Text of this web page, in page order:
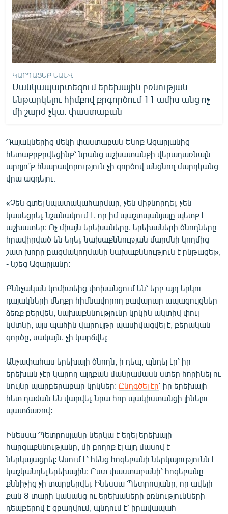
ԿԱՐԴԱՑԵՔ ՆԱԵՎ
Մանկապարտեզում երեխային բռնության
ենթարկելու հիմքով քրգործում 11 ամիս անց ոչ
մի շարժ չկա. փաստաբան
Դայակներից մեկի փաստաբան Ենոք Ազարյանից
հետաքրքրվեցինք՝ նրանց աշխատանքի վերադառնալն
արդյո՞ք հնարավորություն չի գործով անցնող մարդկանց
վրա ազդելու։
«Չեն գտել նպատակահարմար, չեն միջնորդել, չեն
կասեցրել, նշանակում է, որ իմ պաշտպանյալը պետք է
աշխատեր: Ոչ միայն երեխաները, երեխաների ծնողները
հրավիրված են եղել, նախաքննության մարմնի կողմից
շատ խորը բազմակողմանի նախաքննություն է ընթացել»,
- նշեց Ազարյանը:
Քննչական կոմիտեից փոխանցում են՝ երբ այդ երկու
դայակների մեղքը հիմնավորող բավարար ապացույցներ
ձեռք բերվեն, նախաքննությունը կրկին ակտիվ փուլ
կմտնի, այս պահին վարույթը պասիվացվել է, քերական
գործը, սակայն, չի կարճվել:
Անչափահաս երեխայի ծնողն, ի դեպ, պնդել էր՝ իր
երեխան չէր կարող այդքան մանրամասն ստեր հորինել ու
նույնը պարբերաբար կրկներ: Ընդգծել էր՝ իր երեխայի
հետ դաժան են վարվել, նրա հոր պակիստանցի լինելու
պատճառով:
Ինեսսա Պետրոսյանը ներկա է եղել երեխայի
հարցաքննությանը, մի բողոք էլ այդ մասով է
ներկայացրել: Ասում է՝ հենց հոգեբանի ներկայությունն է
կաշկանդել երեխային: Ըստ փաստաբանի՝ հոգեբանը
քննիչից չի տարբերվել։ Ինեսսա Պետրոսյանը, որ ավելի
քան 8 տարի կանանց ու երեխաների բռնությունների
դեպքերով է զբաղվում, պնդում է՝ իրավապահ